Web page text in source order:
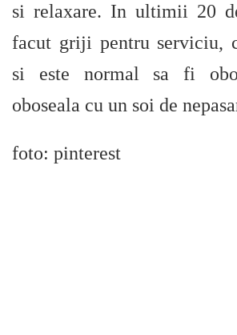
si relaxare. In ultimii 20
facut griji pentru serviciu,
si este normal sa fi
oboseala cu un soi de
foto: pinterest